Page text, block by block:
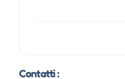
Contatti :